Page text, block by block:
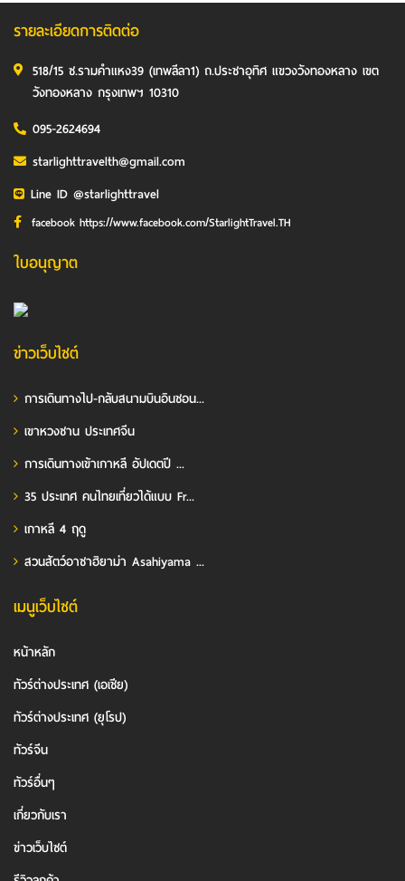
รายละเอียดการติดต่อ
518/15 ซ.รามคำแหง39 (เทพลีลา1) ถ.ประชาอุทิศ แขวงวังทองหลาง เขต
วังทองหลาง กรุงเทพฯ 10310
095-2624694
starlighttravelth@gmail.com
Line ID @starlighttravel
facebook https://www.facebook.com/StarlightTravel.TH
ใบอนุญาต
ข่าวเว็บไซต์
การเดินทางไป-กลับสนามบินอินชอน...
เขาหวงซาน ประเทศจีน
การเดินทางเข้าเกาหลี อัปเดตปี ...
35 ประเทศ คนไทยเที่ยวได้แบบ Fr...
เกาหลี 4 ฤดู
สวนสัตว์อาซาฮิยาม่า Asahiyama ...
เมนูเว็บไซต์
หน้าหลัก
ทัวร์ต่างประเทศ (เอเชีย)
ทัวร์ต่างประเทศ (ยุโรป)
ทัวร์จีน
ทัวร์อื่นๆ
เกี่ยวกับเรา
ข่าวเว็บไซต์